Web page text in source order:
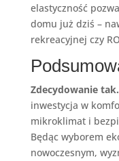
elastyczność
domu już dziś –
rekreacyjnej czy
Zdecydowanie tak.
inwestycja w
mikroklimat i
Będąc wyborem
nowoczesnym,